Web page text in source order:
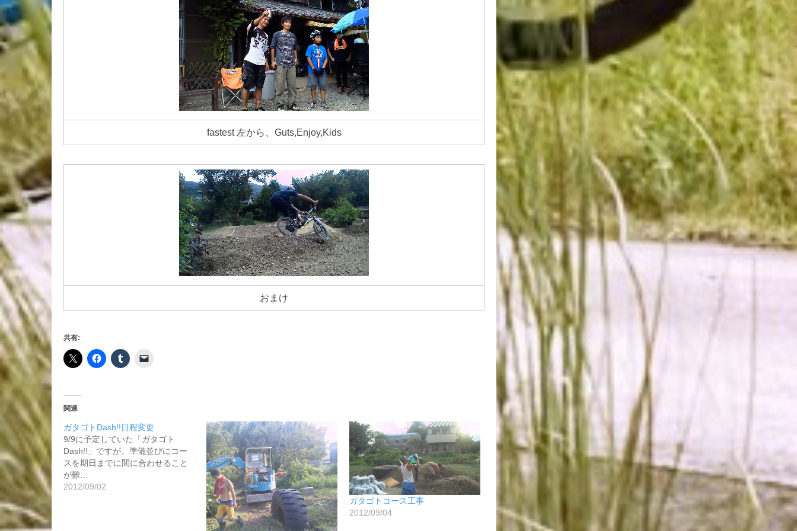
fastest 左から、Guts,Enjoy,Kids
おまけ
共有:
関連
ガタゴトDash!!日程変更
9/9に予定していた「ガタゴト
Dash!!」ですが、準備並びにコー
スを期日までに間に合わせること
が難…
2012/09/02
ガタゴトコース工事
2012/09/04